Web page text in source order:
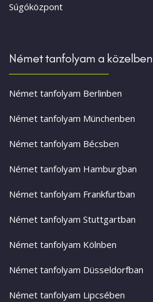
Súgóközpont
Német tanfolyam a közelben
Német tanfolyam Berlinben
Német tanfolyam Münchenben
Német tanfolyam Bécsben
Német tanfolyam Hamburgban
Német tanfolyam Frankfurtban
Német tanfolyam Stuttgartban
Német tanfolyam Kölnben
Német tanfolyam Düsseldorfban
Német tanfolyam Lipcsében